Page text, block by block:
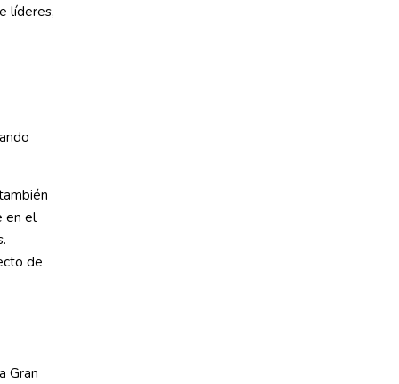
líderes,
en el
de
Gran